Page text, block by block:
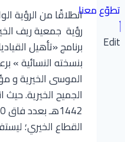
تطوّع معنا
Edit
برنامج «تأهيل
الموسى الخيرية و
القطاع الخيري؛